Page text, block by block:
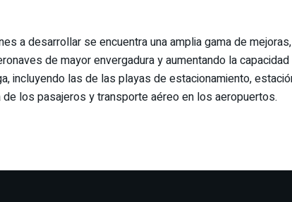
a desarrollar se encuentra una amplia gama de
de mayor envergadura y aumentando la
incluyendo las de las playas de estacionamiento,
los pasajeros y transporte aéreo en los aeropuertos.